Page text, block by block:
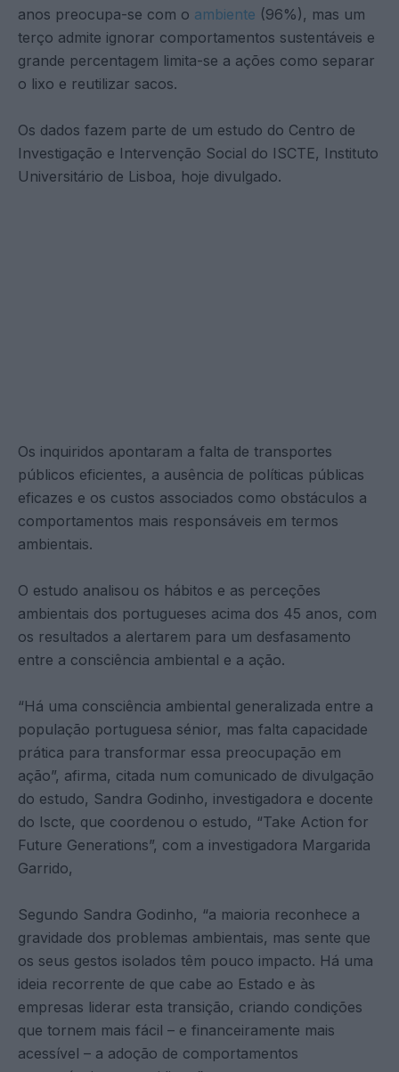
anos preocupa-se com o ambiente (96%), mas um
terço admite ignorar comportamentos sustentáveis e
grande percentagem limita-se a ações como separar
o lixo e reutilizar sacos.
Os dados fazem parte de um estudo do Centro de
Investigação e Intervenção Social do ISCTE, Instituto
Universitário de Lisboa, hoje divulgado.
Os inquiridos apontaram a falta de transportes
públicos eficientes, a ausência de políticas públicas
eficazes e os custos associados como obstáculos a
comportamentos mais responsáveis em termos
ambientais.
O estudo analisou os hábitos e as perceções
ambientais dos portugueses acima dos 45 anos, com
os resultados a alertarem para um desfasamento
entre a consciência ambiental e a ação.
“Há uma consciência ambiental generalizada entre a
população portuguesa sénior, mas falta capacidade
prática para transformar essa preocupação em
ação”, afirma, citada num comunicado de divulgação
do estudo, Sandra Godinho, investigadora e docente
do Iscte, que coordenou o estudo, “Take Action for
Future Generations”, com a investigadora Margarida
Garrido,
Segundo Sandra Godinho, “a maioria reconhece a
gravidade dos problemas ambientais, mas sente que
os seus gestos isolados têm pouco impacto. Há uma
ideia recorrente de que cabe ao Estado e às
empresas liderar esta transição, criando condições
que tornem mais fácil – e financeiramente mais
acessível – a adoção de comportamentos